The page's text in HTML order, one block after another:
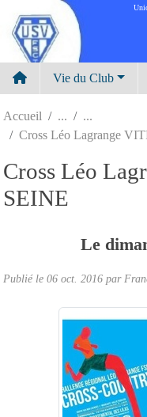
Vie du Club
Accueil
Cross Léo Lagrange
Cross Léo
SEINE
Le
Publié le 06 oct. 2016 par
Panneau de gestion des